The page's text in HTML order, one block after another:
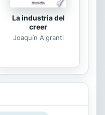
La industria del
creer
Joaquín Algranti